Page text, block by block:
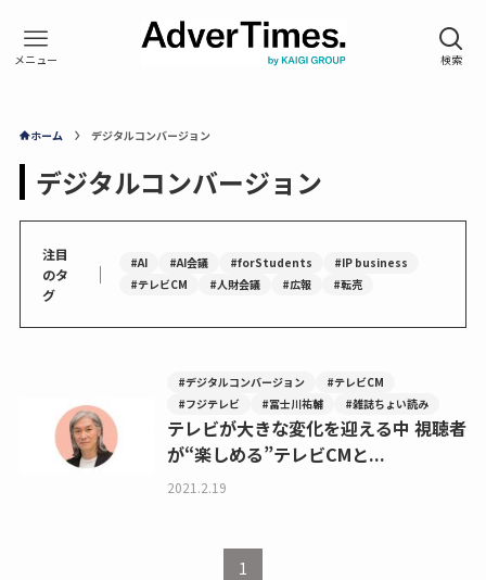
ホーム デジタルコンバージョン
デジタルコンバージョン
注目
のタ
グ
｜ #AI #AI会議 #forStudents
#IP business
#テレビCM
#人財会議 #広報 #転売
#デジタルコンバージョン
#テレビCM
#フジテレビ
#冨士川祐輔 #雑誌ちょい読み
テレビが大きな変化を迎える中 視聴者
が“楽しめる”テレビCMと...
2021.2.19
1